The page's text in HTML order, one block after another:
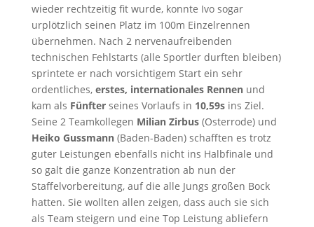
wieder rechtzeitig fit wurde, konnte Ivo sogar
urplötzlich seinen Platz im 100m Einzelrennen
übernehmen. Nach 2 nervenaufreibenden
technischen Fehlstarts (alle Sportler durften bleiben)
sprintete er nach vorsichtigem Start ein sehr
ordentliches, erstes, internationales Rennenund
kam als Fünfterseines Vorlaufs in 10,59sins Ziel.
Seine 2 Teamkollegen Milian Zirbus(Osterrode) und
Heiko Gussmann(Baden-Baden) schafften es trotz
guter Leistungen ebenfalls nicht ins Halbfinale und
so galt die ganze Konzentration ab nun der
Staffelvorbereitung, auf die alle Jungs großen Bock
hatten. Sie wollten allen zeigen, dass auch sie sich
als Team steigern und eine Top Leistung abliefern